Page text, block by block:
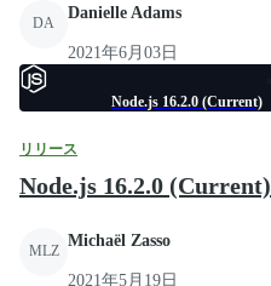
DA
Danielle Adams
2021年6月03日
Node.js 16.2.0 (Current)
リリース
Node.js 16.2.0 (Current)
MLZ
Michaël Zasso
2021年5月19日